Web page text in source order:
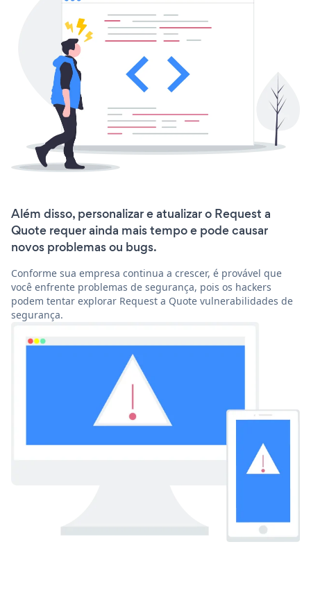
Além disso, personalizar e atualizar o Request a
Quote requer ainda mais tempo e pode causar
novos problemas ou bugs.
Conforme sua empresa continua a crescer, é provável que
você enfrente problemas de segurança, pois os hackers
podem tentar explorar Request a Quote vulnerabilidades de
segurança.